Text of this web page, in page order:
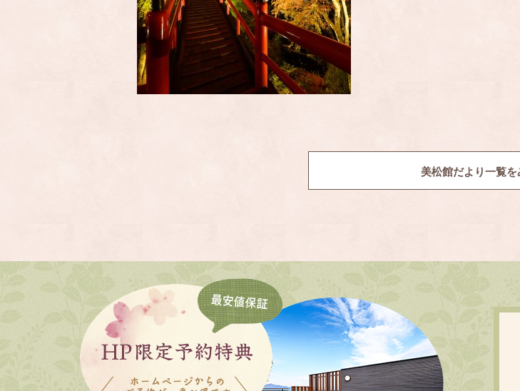
美松館だより一覧を